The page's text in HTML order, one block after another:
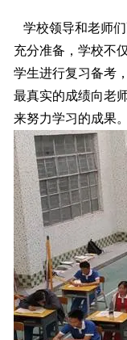
学校领导和老师
充分准备，学校不
学生进行复习备考
最真实的成绩向老
来努力学习的成果。